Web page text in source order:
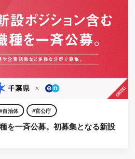
自治体 官公庁
を一斉公募。初募集となる新設